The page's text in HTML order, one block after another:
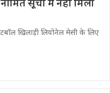
खिलाड़ी लियोनेल मेसी के लिए